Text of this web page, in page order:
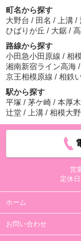
町名から探す
大野台 / 田名 / 上溝 /
ひばりが丘 / 大鋸 /
路線から探す
小田急小田原線 / 相
湘南新宿ライン高海 /
京王相模原線 / 相鉄
駅から探す
平塚 / 茅ケ崎 / 本厚木
辻堂 / 上溝 / 相模大野
営
定休日
ホーム
お問い合わせ